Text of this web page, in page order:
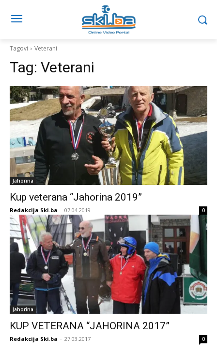
Tagovi Veterani
Tag: Veterani
Jahorina
Kup veterana “Jahorina 2019”
Redakcija Ski.ba - 07.04.2019 0
Jahorina
KUP VETERANA “JAHORINA 2017”
Redakcija Ski.ba - 27.03.2017 0